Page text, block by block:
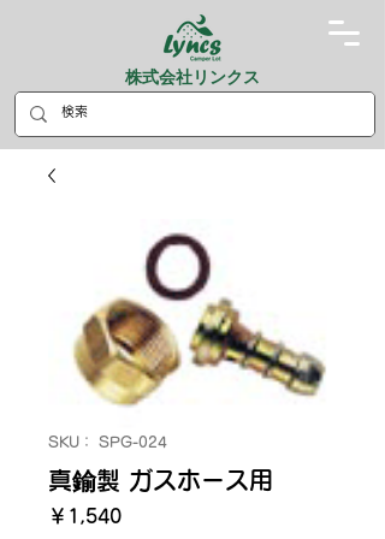
株式会社リンクス
SKU： SPG-024
真鍮製 ガスホース用
￥1,540価